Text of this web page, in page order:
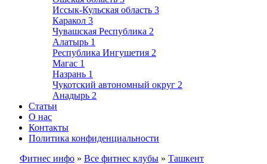
Иссык-Кульская область 3
Каракол 3
Чувашская Республика 2
Алатырь 1
Республика Ингушетия 2
Магас 1
Назрань 1
Чукотский автономный округ 2
Анадырь 2
Статьи
О нас
Контакты
Политика конфиденциальности
Фитнес инфо » Все фитнес клубы » Ташкент